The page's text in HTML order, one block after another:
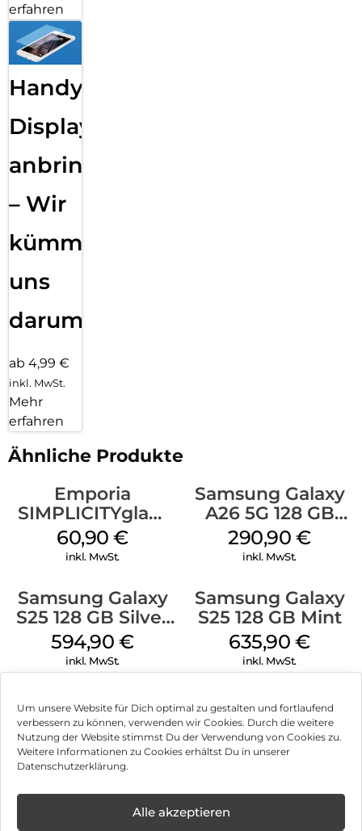
Um unsere Website für Dich optimal zu gestalten und fortlaufend
verbessern zu können, verwenden wir Cookies. Durch die weitere
Nutzung der Website stimmst Du der Verwendung von Cookies zu.
Weitere Informationen zu Cookies erhältst Du in unserer
Datenschutzerklärung.
Alle akzeptieren
erfahren
Handy
Displayfolie
anbringen
– Wir
kümmern
uns
darum!
ab 4,99 €
inkl. MwSt.
Mehr
erfahren
Ähnliche Produkte
Emporia
SIMPLICITYglam
Weiss
60,90€
inkl. MwSt.
Samsung Galaxy
A26 5G 128 GB
White
290,90€
inkl. MwSt.
Samsung Galaxy
S25 128 GB Silver
Shadow
594,90€
inkl. MwSt.
Samsung Galaxy
S25 128 GB Mint
635,90€
inkl. MwSt.
Samsung Galaxy
S25 256 GB
Icyblue
975,90€
inkl. MwSt.
Samsung Galaxy
S25 128 GB Navy
599,90€
Crosscall Stellar-
Crosscall Core S5